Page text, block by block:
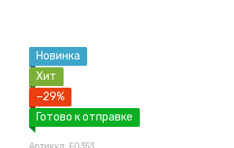
Новинка
Хит
−29%
Готово к отправке
Артикул: F0353